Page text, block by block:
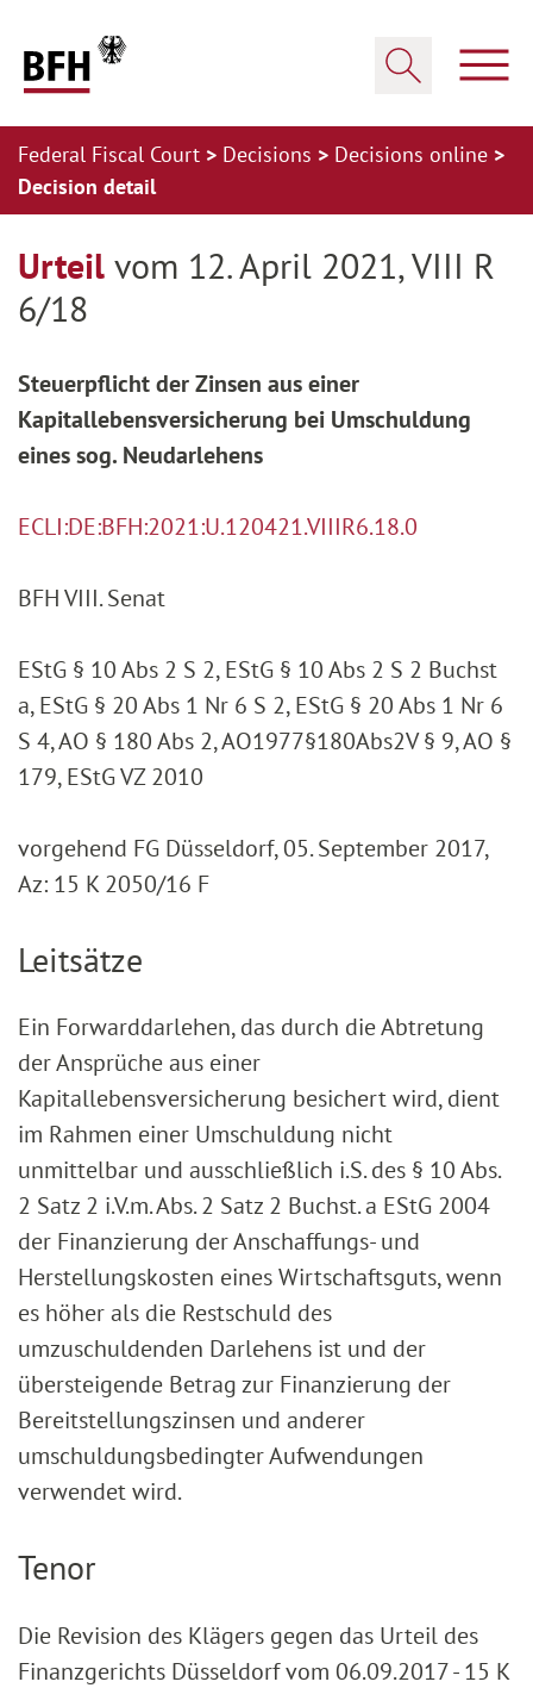
Federal Fiscal Court Decisions
Decisions online
Decision detail
Urteil vom 12. April 2021, VIII R
6/18
Steuerpflicht der Zinsen aus einer
Kapitallebensversicherung bei Umschuldung
eines sog. Neudarlehens
ECLI:DE:BFH:2021:U.120421.VIIIR6.18.0
BFH VIII. Senat
EStG § 10 Abs 2 S 2, EStG § 10 Abs 2 S 2 Buchst
a, EStG § 20 Abs 1 Nr 6 S 2, EStG § 20 Abs 1 Nr 6
S 4, AO § 180 Abs 2, AO1977§180Abs2V § 9, AO §
179, EStG VZ 2010
vorgehend FG Düsseldorf, 05. September 2017,
Az: 15 K 2050/16 F
Leitsätze
Ein Forwarddarlehen, das durch die Abtretung
der Ansprüche aus einer
Kapitallebensversicherung besichert wird, dient
im Rahmen einer Umschuldung nicht
unmittelbar und ausschließlich i.S. des § 10 Abs.
2 Satz 2 i.V.m. Abs. 2 Satz 2 Buchst. a EStG 2004
der Finanzierung der Anschaffungs- und
Herstellungskosten eines Wirtschaftsguts, wenn
es höher als die Restschuld des
umzuschuldenden Darlehens ist und der
übersteigende Betrag zur Finanzierung der
Bereitstellungszinsen und anderer
umschuldungsbedingter Aufwendungen
verwendet wird.
Tenor
Die Revision des Klägers gegen das Urteil des
Finanzgerichts Düsseldorf vom 06.09.2017 - 15 K